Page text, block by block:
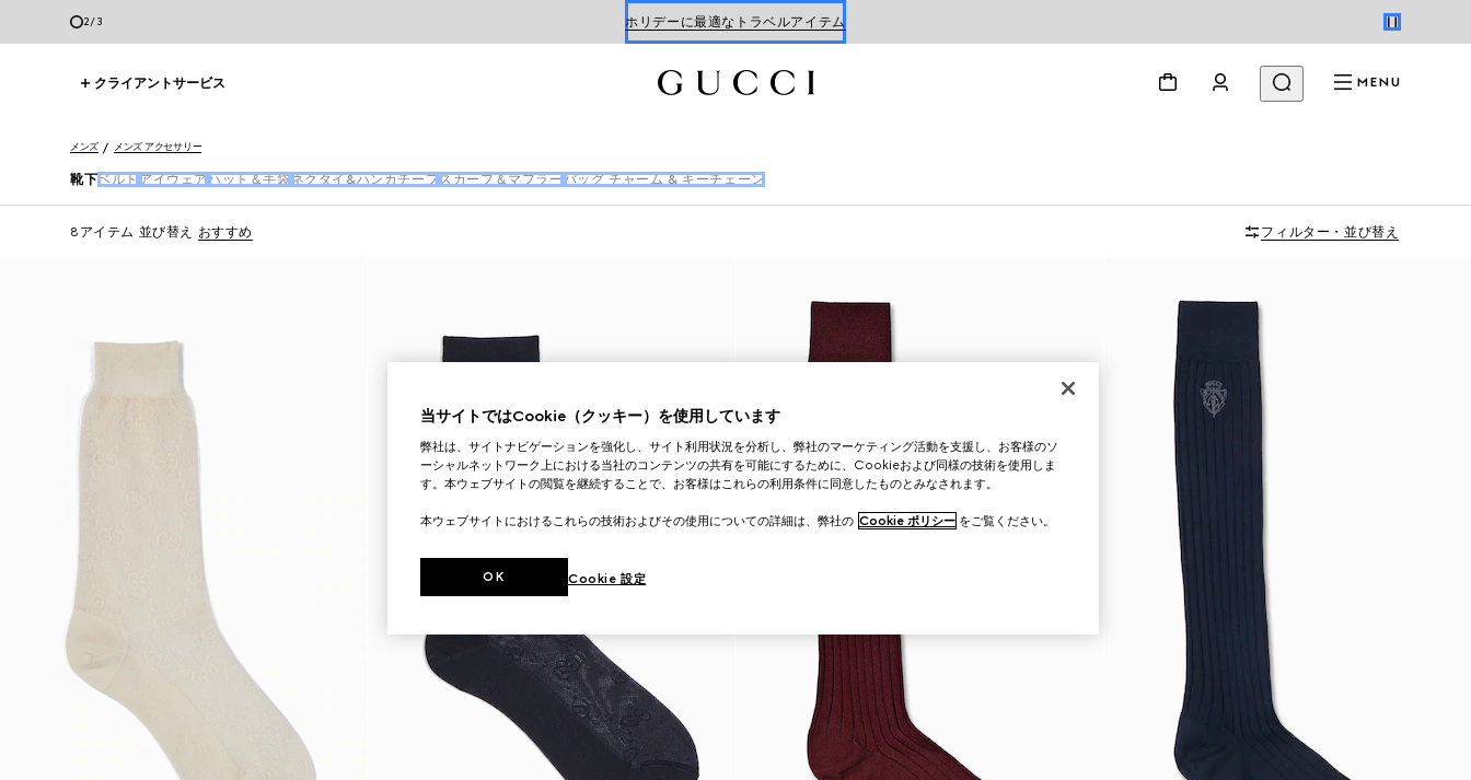
2/3 ホリデーに最適なトラベルアイテム
クライアントサービス MENU
メンズ メンズ アクセサリー
靴下 ベルト アイウェア ハット＆手袋 ネクタイ&ハンカチーフ スカーフ＆マフラー バッグ チャーム & キーチェーン
8アイテム 並び替え おすすめ フィルター・並び替え
当サイトではCookie（クッキー）を使用しています
弊社は、サイトナビゲーションを強化し、サイト利用状況を分析し、弊社のマーケティング活動を支援し、お客様のソ
ーシャルネットワーク上における当社のコンテンツの共有を可能にするために、Cookieおよび同様の技術を使用しま
す。本ウェブサイトの閲覧を継続することで、お客様はこれらの利用条件に同意したものとみなされます。
本ウェブサイトにおけるこれらの技術およびその使用についての詳細は、弊社の Cookie ポリシー をご覧ください。
Cookie 設定
OK